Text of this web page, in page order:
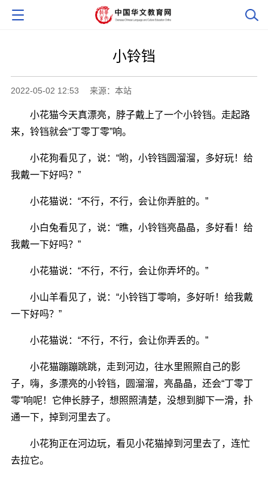
小铃铛
2022-05-02 12:53 来源：本站
小花猫今天真漂亮，脖子戴上了一个小铃铛。走起路
来，铃铛就会“丁零丁零”响。
小花狗看见了，说：“哟，小铃铛圆溜溜，多好玩！给
我戴一下好吗？”
小花猫说：“不行，不行，会让你弄脏的。”
小白兔看见了，说：“瞧，小铃铛亮晶晶，多好看！给
我戴一下好吗？”
小花猫说：“不行，不行，会让你弄坏的。”
小山羊看见了，说：“小铃铛丁零响，多好听！给我戴
一下好吗？”
小花猫说：“不行，不行，会让你弄丢的。”
小花猫蹦蹦跳跳，走到河边，往水里照照自己的影
子，嗨，多漂亮的小铃铛，圆溜溜，亮晶晶，还会“丁零丁
零”响呢！它伸长脖子，想照照清楚，没想到脚下一滑，扑
通一下，掉到河里去了。
小花狗正在河边玩，看见小花猫掉到河里去了，连忙
去拉它。